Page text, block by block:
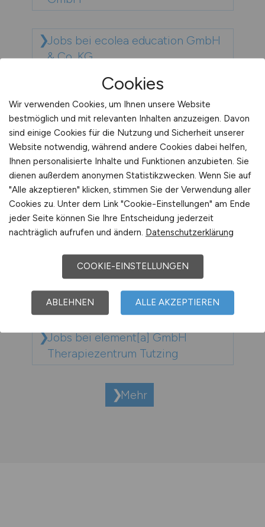
Jobs bei ecolea education GmbH
& Co. KG
Jobs bei Eduardus-Krankenhaus
gGmbH
Jobs bei EHKS Sanitätsdienste UG
Jobs bei ELB ZAHNÄRZTE
Jobs bei Elbe Kliniken Stade-
Buxtehude gGmbH
Jobs bei Elbklinik Hamburg GmbH
Jobs bei element[a] GmbH
Therapiezentrum Tutzing
Mehr
Cookies
Wir verwenden Cookies, um Ihnen unsere Website
bestmöglich und mit relevanten Inhalten anzuzeigen. Davon
sind einige Cookies für die Nutzung und Sicherheit unserer
Website notwendig, während andere Cookies dabei helfen,
Ihnen personalisierte Inhalte und Funktionen anzubieten. Sie
dienen außerdem anonymen Statistikzwecken. Wenn Sie auf
"Alle akzeptieren" klicken, stimmen Sie der Verwendung aller
Cookies zu. Unter dem Link "Cookie-Einstellungen" am Ende
jeder Seite können Sie Ihre Entscheidung jederzeit
nachträglich aufrufen und ändern. Datenschutzerklärung
COOKIE-EINSTELLUNGEN
ABLEHNEN ALLE AKZEPTIEREN